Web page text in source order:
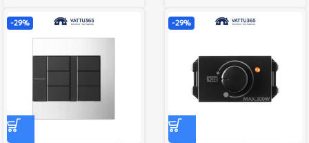
-29% -29%